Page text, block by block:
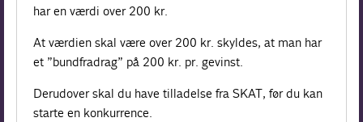
har en værdi over 200 kr.
At værdien skal være over 200 kr. skyldes, at man har
et ”bundfradrag” på 200 kr. pr. gevinst.
Derudover skal du have tilladelse fra SKAT, før du kan
starte en konkurrence.